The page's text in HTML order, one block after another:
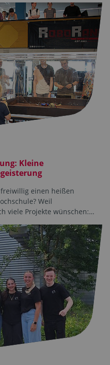
Kleine
einen heißen
Weil
viele Projekte wünschen:…